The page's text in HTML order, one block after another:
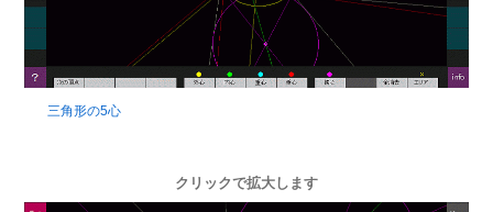
三角形の5心
クリックで拡大します